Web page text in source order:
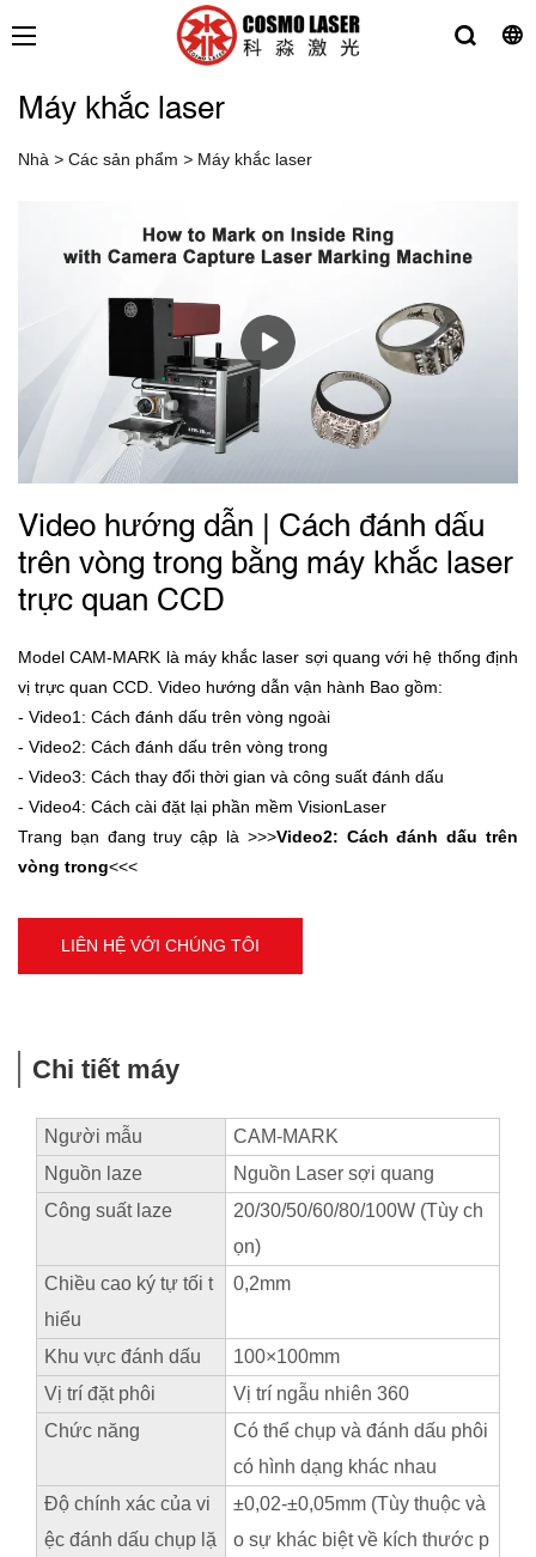
Máy khắc laser
Nhà > Các sản phẩm > Máy khắc laser
Video hướng dẫn | Cách đánh dấu
trên vòng trong bằng máy khắc laser
trực quan CCD
Model CAM-MARK là máy khắc laser sợi quang với hệ thống định
vị trực quan CCD. Video hướng dẫn vận hành Bao gồm:
- Video1: Cách đánh dấu trên vòng ngoài
- Video2: Cách đánh dấu trên vòng trong
- Video3: Cách thay đổi thời gian và công suất đánh dấu
- Video4: Cách cài đặt lại phần mềm VisionLaser
Trang bạn đang truy cập là >>>Video2: Cách đánh dấu trên
vòng trong<<<
LIÊN HỆ VỚI CHÚNG TÔI
Chi tiết máy
Người mẫu
CAM-MARK
Nguồn laze
Nguồn Laser sợi quang
Công suất laze
20/30/50/60/80/100W (Tùy ch
ọn)
Chiều cao ký tự tối t
hiểu
0,2mm
Khu vực đánh dấu
100×100mm
Vị trí đặt phôi
Vị trí ngẫu nhiên 360
Chức năng
Có thể chụp và đánh dấu phôi
có hình dạng khác nhau
Độ chính xác của vi
ệc đánh dấu chụp lặ
±0,02-±0,05mm (Tùy thuộc và
o sự khác biệt về kích thước p